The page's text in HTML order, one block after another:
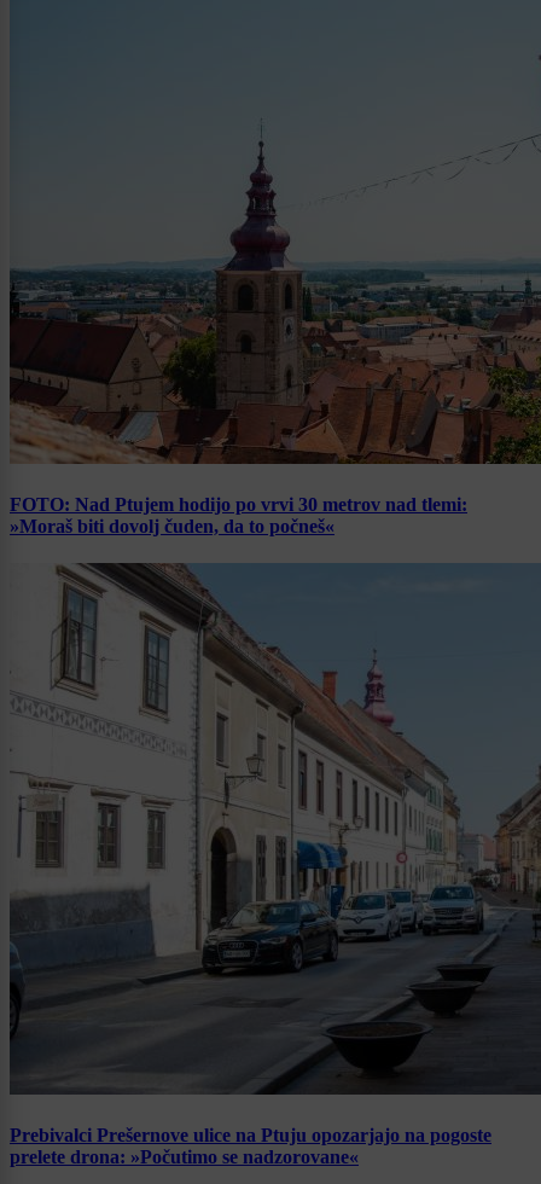
FOTO: Nad Ptujem hodijo po vrvi 30 metrov nad tlemi:
»Moraš biti dovolj čuden, da to počneš«
Prebivalci Prešernove ulice na Ptuju opozarjajo na pogoste
prelete drona: »Počutimo se nadzorovane«